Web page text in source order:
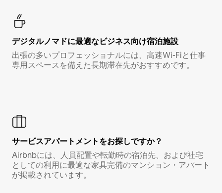
デジタルノマド⁠に最⁠適⁠なビ⁠ジ⁠ネ⁠ス⁠向⁠け宿⁠泊⁠施⁠設
出張の多いプロフェッショナルには、高速Wi-Fiと仕事
専用スペースを備えた長期滞在先がおすすめです。
サービスアパートメントをお探しですか？
Airbnbには、人員配置や転勤時の宿泊先、および社宅
としての利用に最適な家具完備のマンション・アパート
が掲載されています。